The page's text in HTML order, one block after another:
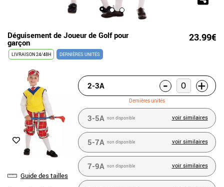
Déguisement de Joueur de Golf pour
garçon 23.99€
LIVRAISON 24/48H DERNIÈRES UNITÉS
Guide des tailles
2-3A - +
Dernières unités
3-5A non disponible voir similaires
5-7A non disponible voir similaires
7-9A non disponible voir similaires